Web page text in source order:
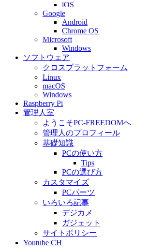
iOS
Google
Android
Chrome OS
Microsoft
Windows
ソフトウェア
クロスプラットフォーム
Linux
macOS
Windows
Raspberry Pi
管理人室
ようこそPC-FREEDOMへ
管理人のプロフィール
基礎知識
PCの使い方
Tips
PCの選び方
カスタマイズ
PCパーツ
いろいろ記事
デジカメ
ガジェット
サイトポリシー
Youtube CH